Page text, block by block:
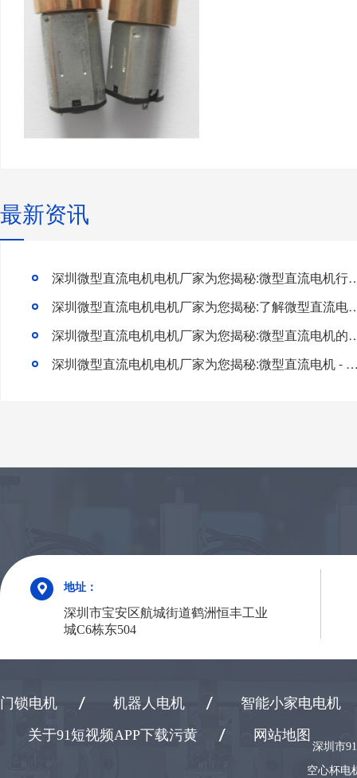
最新资讯
深圳微型直流电机电机厂家为您
深圳微型直流电机电机厂家为您揭
深圳微型直流电机电机厂家为
深圳微型直流电机电机厂家为您揭秘:微型直
地址：
深圳市宝安区航城街道鹤洲恒丰工业
城C6栋东504
门锁电机 机器人电机
智能小家电电机
关于91短视频APP下载污黄
网站地图
深圳市
空心杯电